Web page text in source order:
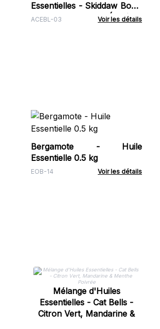
Essentielles - Skiddaw Box -
Orange, Lavande & Épicéa
ACEBL-03 Voir les détails
Bergamote - Huile
Essentielle 0.5 kg
EOB-14 Voir les détails
Mélange d'Huiles
Essentielles - Cat Bells -
Citron Vert, Mandarine &